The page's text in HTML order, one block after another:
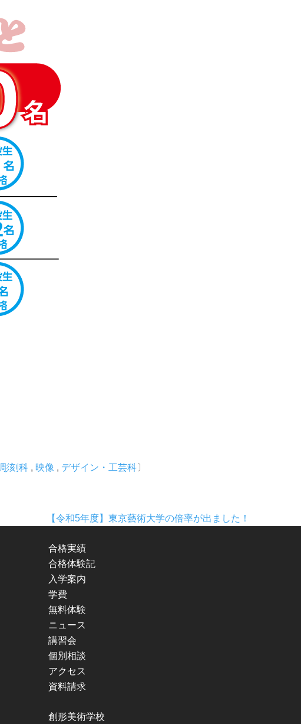
彫刻科 , 映像 , デザイン・工芸科〕
【令和5年度】東京藝術大学の倍率が出ました！
合格実績
合格体験記
入学案内
学費
無料体験
ニュース
講習会
個別相談
アクセス
資料請求
創形美術学校